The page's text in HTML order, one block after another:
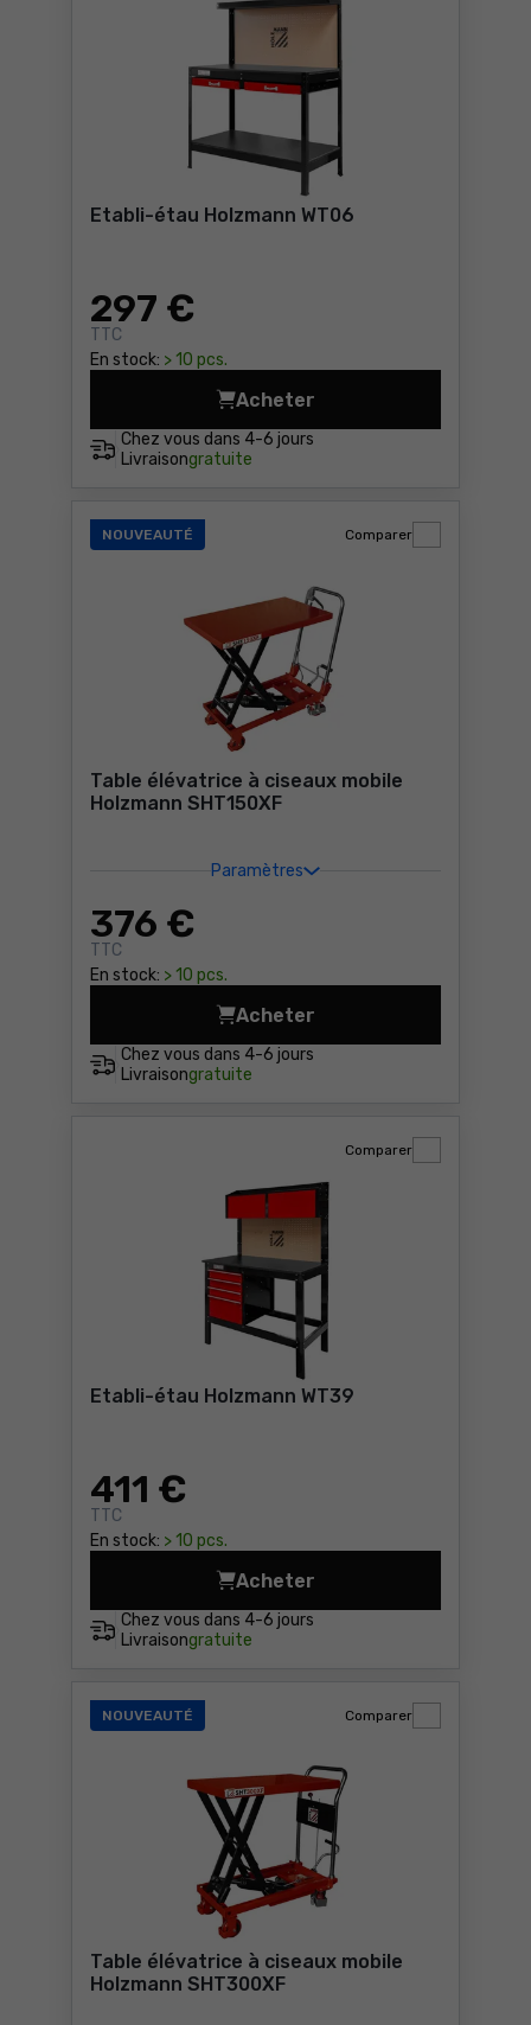
Etabli-étau Holzmann WT06
297 €
TTC
En stock: > 10 pcs.
Chez vous dans 4-6 jours
Livraisongratuite
Acheter
Etabli-étau Holzmann
NOUVEAUTÉ
Table élévatrice à ciseaux mobile
Holzmann SHT150XF
Paramètres
376 €
TTC
En stock: > 10 pcs.
Comparer
Chez vous dans 4-6 jours
Livraisongratuite
Acheter
Table élévatrice à ciseaux
Etabli-étau Holzmann WT39
411 €
TTC
En stock: > 10 pcs.
Comparer
Chez vous dans 4-6 jours
Livraisongratuite
Acheter
Etabli-étau Holzmann
NOUVEAUTÉ
Table élévatrice à ciseaux mobile
Holzmann SHT300XF
Comparer